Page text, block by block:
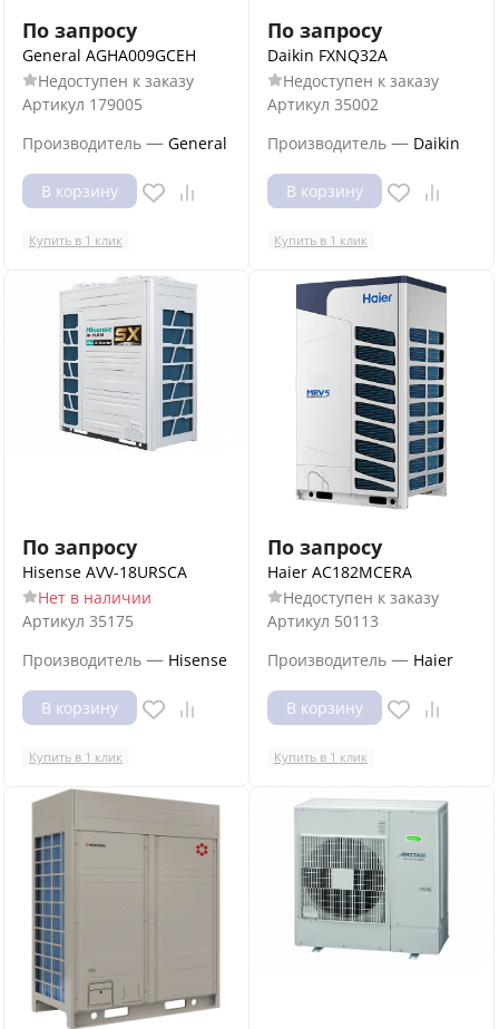
По запросу
General AGHA009GCEH
Недоступен к заказу
Артикул 179005
Производитель — General
В корзину
Купить в 1 клик
По запросу
Daikin FXNQ32A
Недоступен к заказу
Артикул 35002
Производитель — Daikin
В корзину
Купить в 1 клик
По запросу
Hisense AVV-18URSCA
Нет в наличии
Артикул 35175
Производитель — Hisense
В корзину
Купить в 1 клик
По запросу
Haier AC182MCERA
Недоступен к заказу
Артикул 50113
Производитель — Haier
В корзину
Купить в 1 клик